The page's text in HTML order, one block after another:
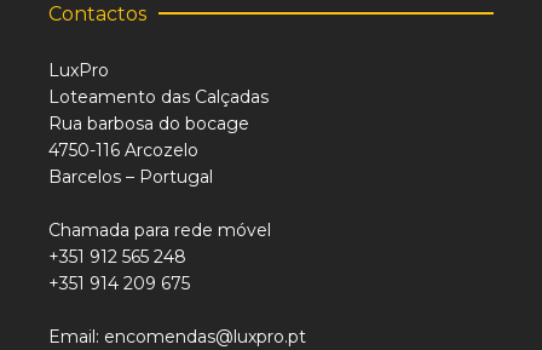
Contactos
LuxPro
Loteamento das Calçadas
Rua barbosa do bocage
4750-116 Arcozelo
Barcelos – Portugal
Chamada para rede móvel
+351 912 565 248
+351 914 209 675
Email: encomendas@luxpro.pt